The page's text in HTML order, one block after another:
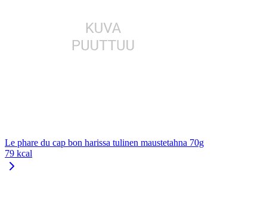
Le phare du cap bon harissa tulinen maustetahna 70g
79 kcal